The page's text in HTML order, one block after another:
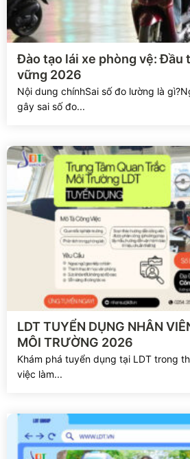
Xem chi tiết
Đào tạo lái xe phòng vệ: Đầu
vững 2026
Nội dung chínhSai số đo lường là
gây sai số đo...
Xem chi tiết
LDT TUYỂN DỤNG NHÂN
MÔI TRƯỜNG 2026
Khám phá tuyển dụng tại LDT trong
việc làm...